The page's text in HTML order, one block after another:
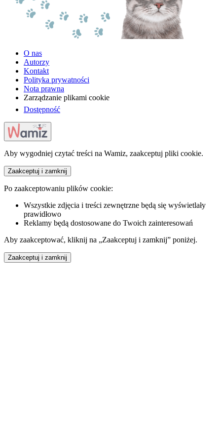
O nas
Autorzy
Kontakt
Polityka prywatności
Nota prawna
Zarządzanie plikami cookie
Dostępność
Aby wygodniej czytać treści na Wamiz, zaakceptuj pliki cookie.
Zaakceptuj i zamknij
Po zaakceptowaniu plików cookie:
Wszystkie zdjęcia i treści zewnętrzne będą się wyświetlały
prawidłowo
Reklamy będą dostosowane do Twoich zainteresowań
Aby zaakceptować, kliknij na „Zaakceptuj i zamknij” poniżej.
Zaakceptuj i zamknij